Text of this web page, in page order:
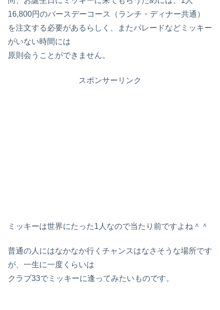
16,800円のバースデーコース（ランチ・ディナー共通）
を注文する必要があるらしく、またパレードなどミッキー
がいない時間には
原則会うことができません。
スポンサーリンク
ミッキーは世界にたった1人なので当たり前ですよね＾＾
普通の人にはなかなか行くチャンスはなさそうな場所です
が、一生に一度くらいは
クラブ33でミッキーに逢ってみたいものです。